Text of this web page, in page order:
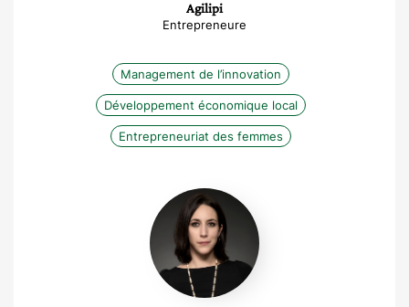
Agilipi
Entrepreneure
Management de l’innovation
Développement économique local
Entrepreneuriat des femmes
Laure
Landes
Gronowski